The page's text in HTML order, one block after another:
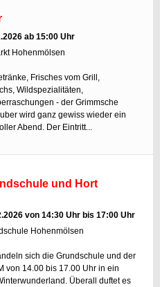
ab 15:00 Uhr
Hohenmölsen
Frisches vom Grill,
Wildspezialitäten,
- der Grimmsche
wird ganz gewiss wieder ein
Abend. Der Eintritt...
und Hort
von 14:30 Uhr bis 17:00 Uhr
Hohenmölsen
sich die Grundschule und der
von 14.00 bis 17.00 Uhr in ein
Überall duftet es